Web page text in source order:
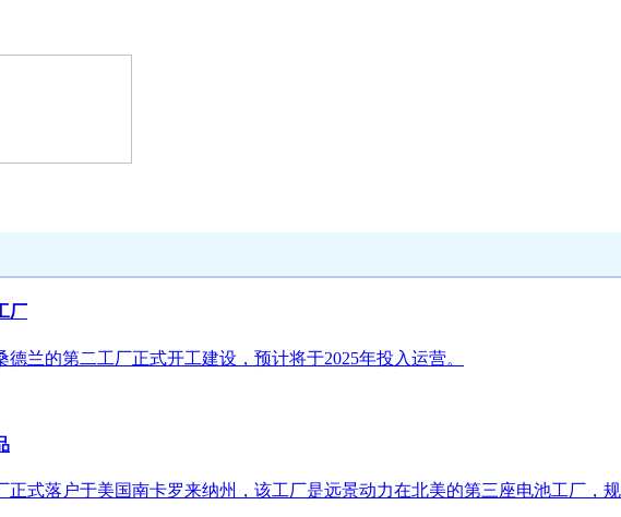
厂
兰的第二工厂正式开工建设，预计将于2025年投入运营。
式落户于美国南卡罗来纳州，该工厂是远景动力在北美的第三座电池工厂，规